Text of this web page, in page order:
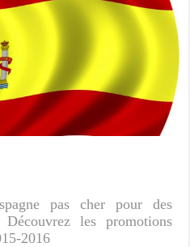
pas cher pour des
les promotions
2016